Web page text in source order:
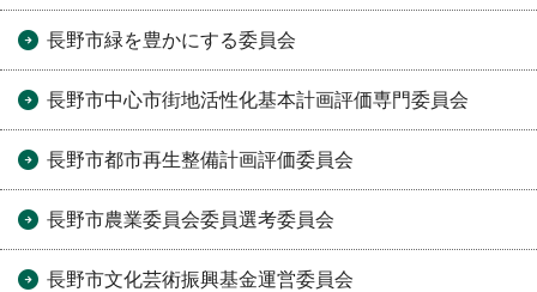
長野市緑を豊かにする委員会
長野市中心市街地活性化基本計画評価専門委員会
長野市都市再生整備計画評価委員会
長野市農業委員会委員選考委員会
長野市文化芸術振興基金運営委員会